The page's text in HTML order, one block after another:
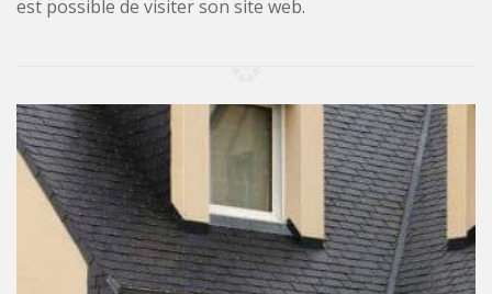
est possible de visiter son site web.